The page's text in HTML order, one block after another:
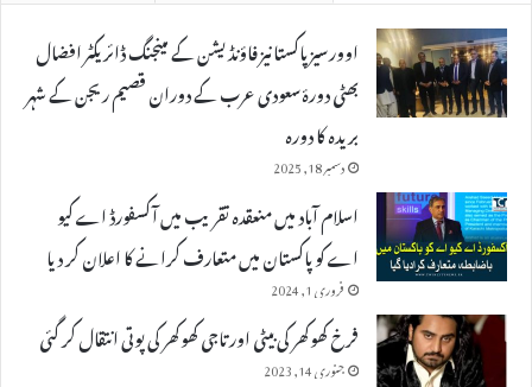
اوورسیز پاکستانیز فاؤنڈیشن کے مینجنگ ڈائریکٹر افضال
بھٹی دورۂ سعودی عرب کے دوران قصیم ریجن کے شہر
بریدہ کا دورہ
دسمبر 18, 2025
اسلام آباد میں منعقدہ تقریب میں آکسفورڈ اے کیو
اے کو پاکستان میں متعارف کرانے کا اعلان کر دیا
فروری 1, 2024
فرخ کھوکھر کی بیٹی اور تاجی کھوکھر کی پوتی انتقال کر گئی
جنوری 14, 2023